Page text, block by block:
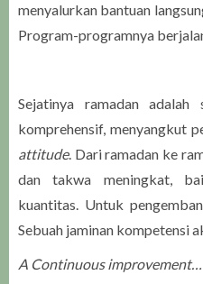
menyalurkan bantuan
Program-programnya
Sejatinya ramadan
komprehensif, menyangkut
attitude. Dari ramadan ke
dan takwa meningkat,
kuantitas. Untuk
Sebuah jaminan kompetensi
A Continuous improvement…